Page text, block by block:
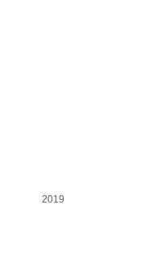
2019